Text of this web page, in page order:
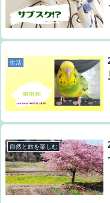
生活
自然と旅を楽しむ